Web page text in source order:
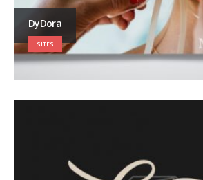
DyDora
SITES